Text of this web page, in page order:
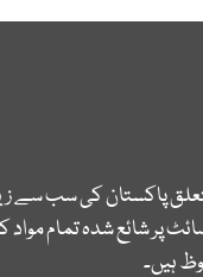
پاکستان کی سب سے
پر شائع شدہ تمام مواد
ہیں۔